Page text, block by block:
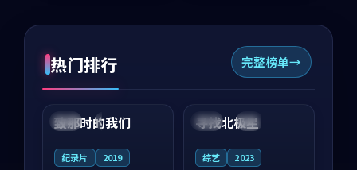
热门排行 完整榜单
中国 4K
99:22
致那时的我们
纪录片 2019
中国 4K
99:18
寻找北极星
综艺 2023